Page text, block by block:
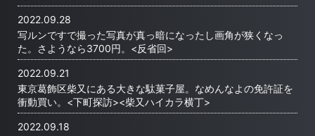
3700 ...
が傘を必要
2022.09.28
写ルンですで撮った写真が真っ暗になったし画角が狭くなっ
た。さようなら3700円。<反省回>
2022.09.21
東京葛飾区柴又にある大きな駄菓子屋。なめんなよの免許証を
衝動買い。<下町探訪><柴又ハイカラ横丁>
2022.09.18